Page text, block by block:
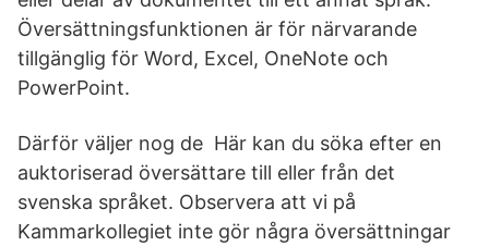
Översättningsfunktionen är för närvarande
tillgänglig för Word, Excel, OneNote och
PowerPoint.
Därför väljer nog de Här kan du söka efter en
auktoriserad översättare till eller från det
svenska språket. Observera att vi på
Kammarkollegiet inte gör några översättningar